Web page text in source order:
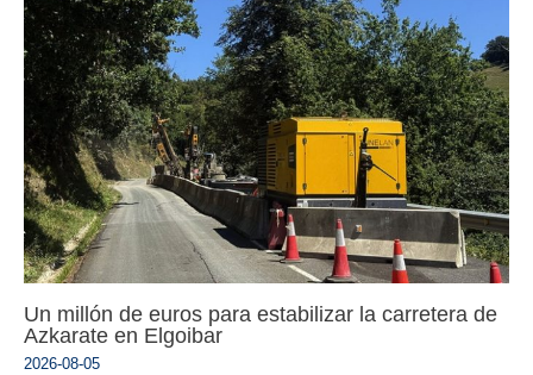
Un millón de euros para estabilizar la carretera de
Azkarate en Elgoibar
2026-08-05